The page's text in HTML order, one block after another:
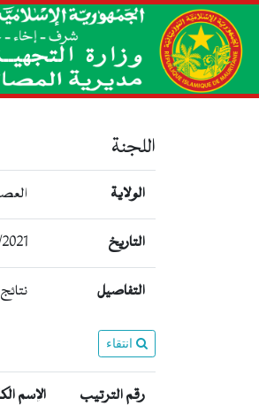
اللجنة
الولاية
التاريخ
التفاصيل
انتقاء
رقم الترتيب الإسم